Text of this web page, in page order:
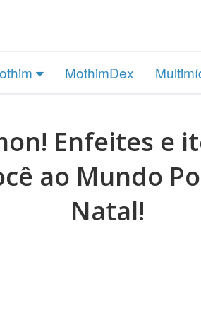
MothimDex
Enfeites e
ao Mundo
Natal!